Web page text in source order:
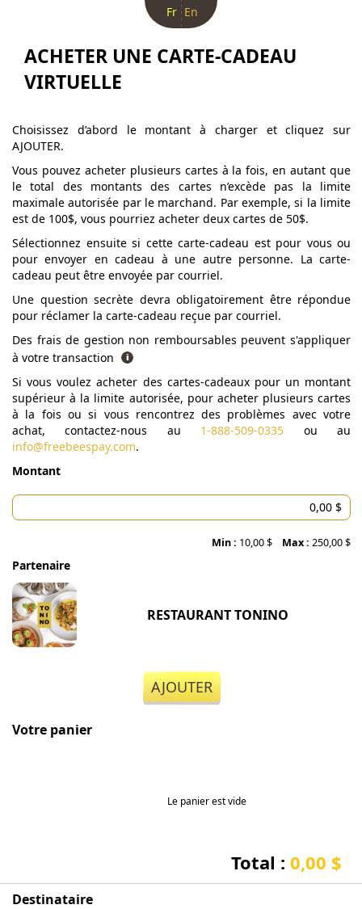
Fr En
ACHETER UNE CARTE-CADEAU
VIRTUELLE
Choisissez d’abord le montant à charger et cliquez sur
AJOUTER.
Vous pouvez acheter plusieurs cartes à la fois, en autant que
le total des montants des cartes n’excède pas la limite
maximale autorisée par le marchand. Par exemple, si la limite
est de 100$, vous pourriez acheter deux cartes de 50$.
Sélectionnez ensuite si cette carte-cadeau est pour vous ou
pour envoyer en cadeau à une autre personne. La carte-
cadeau peut être envoyée par courriel.
Une question secrète devra obligatoirement être répondue
pour réclamer la carte-cadeau reçue par courriel.
Des frais de gestion non remboursables peuvent s'appliquer
à votre transaction
Si vous voulez acheter des cartes-cadeaux pour un montant
supérieur à la limite autorisée, pour acheter plusieurs cartes
à la fois ou si vous rencontrez des problèmes avec votre
achat, contactez-nous au 1-888-509-0335 ou au
info@freebeespay.com.
Montant
Min : 10,00 $ Max : 250,00 $
Partenaire
RESTAURANT TONINO
AJOUTER
Votre panier
Le panier est vide
Total : 0,00 $
Destinataire